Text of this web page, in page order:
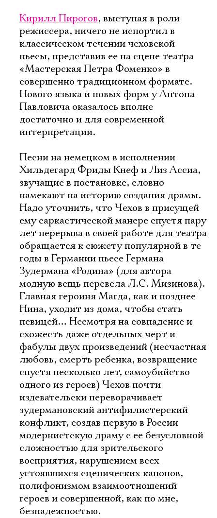
Кирилл Пирогов, выступая в роли
режиссера, ничего не испортил в
классическом течении чеховской
пьесы, представив ее на сцене театра
«Мастерская Петра Фоменко» в
совершенно традиционном формате.
Нового языка и новых форм у Антона
Павловича оказалось вполне
достаточно и для современной
интерпретации.
Песни на немецком в исполнении
Хильдегард Фриды Кнеф и Лиз Ассиа,
звучащие в постановке, словно
намекают на историю создания драмы.
Надо уточнить, что Чехов в присущей
ему саркастической манере спустя пару
лет перерыва в своей работе для театра
обращается к сюжету популярной в те
годы в Германии пьесе Германа
Зудермана «Родина» (для автора
модную вещь перевела Л.С. Мизинова).
Главная героиня Магда, как и позднее
Нина, уходит из дома, чтобы стать
певицей… Несмотря на совпадение и
схожесть даже отдельных черт и
фабулы двух произведений (несчастная
любовь, смерть ребенка, возвращение
спустя несколько лет, самоубийство
одного из героев) Чехов почти
издевательски переворачивает
зудермановский антифилистерский
конфликт, создав первую в России
модернистскую драму с ее безусловной
сложностью для зрительского
восприятия, нарушением всех
устоявшихся сценических канонов,
полифонизмом взаимоотношений
героев и совершенной, как по мне,
безнадежностью.